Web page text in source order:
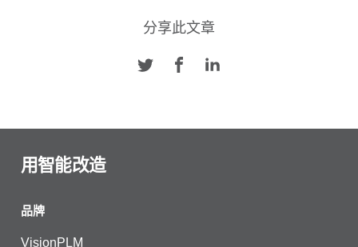
分享此文章
用智能改造
品牌
VisionPLM